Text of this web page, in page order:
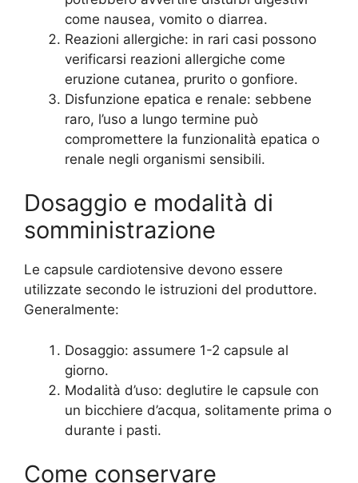
come nausea, vomito o diarrea.
Reazioni allergiche: in rari casi possono
verificarsi reazioni allergiche come
eruzione cutanea, prurito o gonfiore.
Disfunzione epatica e renale: sebbene
raro, l’uso a lungo termine può
compromettere la funzionalità epatica o
renale negli organismi sensibili.
Dosaggio e modalità di
somministrazione
Le capsule cardiotensive devono essere
utilizzate secondo le istruzioni del produttore.
Generalmente:
Dosaggio: assumere 1-2 capsule al
giorno.
Modalità d’uso: deglutire le capsule con
un bicchiere d’acqua, solitamente prima o
durante i pasti.
Come conservare